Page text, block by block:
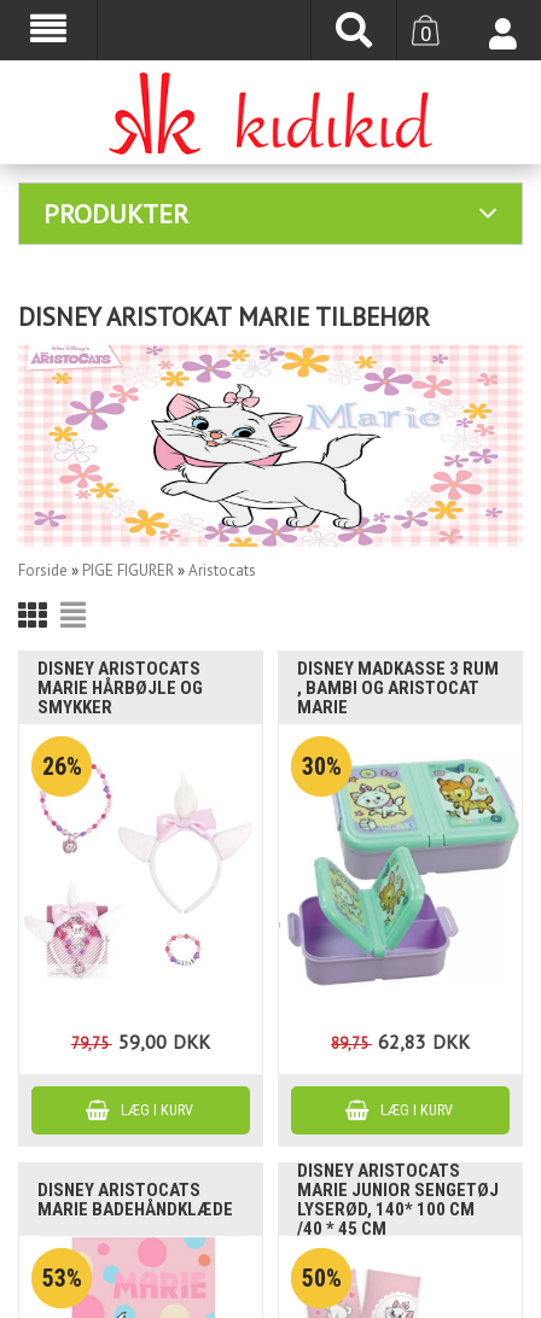
0
PRODUKTER
DISNEY ARISTOKAT MARIE TILBEHØR
Forside » PIGE FIGURER»Aristocats
DISNEY ARISTOCATS
MARIE HÅRBØJLE OG
SMYKKER
26%
79,75 59,00 DKK
DISNEY MADKASSE 3 RUM
, BAMBI OG ARISTOCAT
MARIE
30%
89,75 62,83 DKK
DISNEY ARISTOCATS
MARIE BADEHÅNDKLÆDE
53%
DISNEY ARISTOCATS
MARIE JUNIOR SENGETØJ
LYSERØD, 140* 100 CM
/40 * 45 CM
50%